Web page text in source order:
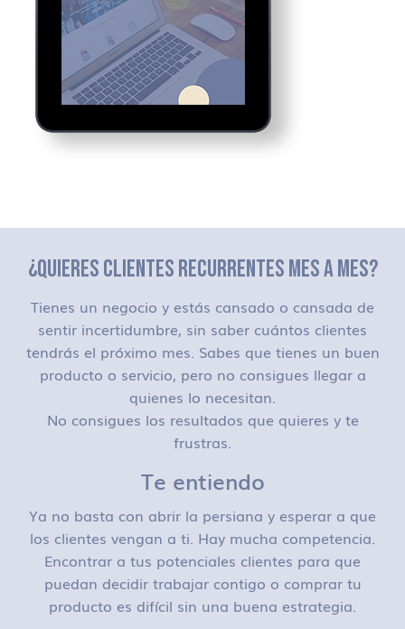
¿QUIERES CLIENTES RECURRENTES MES A MES?
Tienes un negocio y estás cansado o cansada de
sentir incertidumbre, sin saber cuántos clientes
tendrás el próximo mes. Sabes que tienes un buen
producto o servicio, pero no consigues llegar a
quienes lo necesitan.
No consigues los resultados que quieres y te
frustras.
Te entiendo
Ya no basta con abrir la persiana y esperar a que
los clientes vengan a ti. Hay mucha competencia.
Encontrar a tus potenciales clientes para que
puedan decidir trabajar contigo o comprar tu
producto es difícil sin una buena estrategia.